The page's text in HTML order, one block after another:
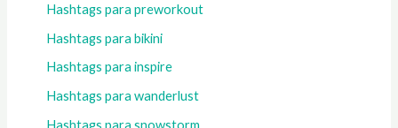
Hashtags para preworkout
Hashtags para bikini
Hashtags para inspire
Hashtags para wanderlust
Hashtags para snowstorm